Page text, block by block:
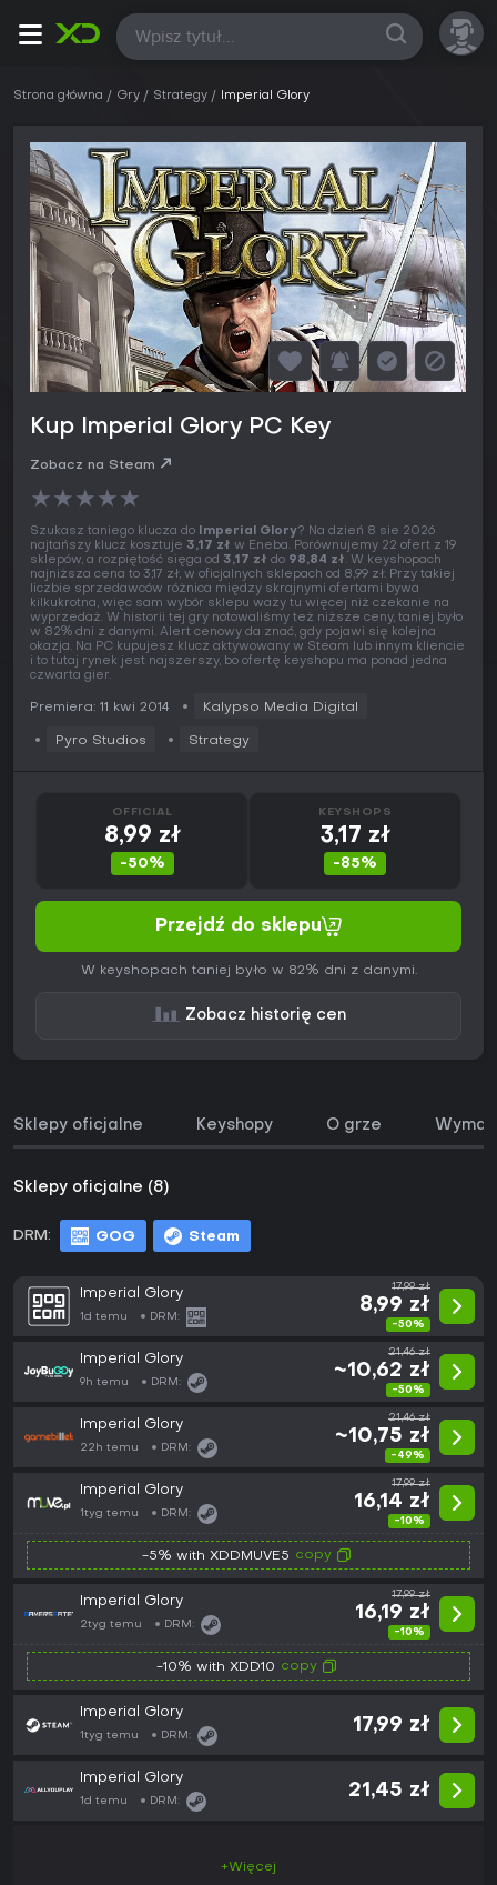
Wszystkie
Strona główna Gry Strategy Imperial Glory
Kup Imperial Glory PC Key
Zobacz na Steam
★★★★★
Szukasz taniego klucza do Imperial Glory? Na dzień 8 sie 2026
najtańszy klucz kosztuje 3,17 zł w Eneba. Porównujemy 22 ofert z 19
sklepów, a rozpiętość sięga od 3,17 zł do 98,84 zł. W keyshopach
najniższa cena to 3,17 zł, w oficjalnych sklepach od 8,99 zł. Przy takiej
liczbie sprzedawców różnica między skrajnymi ofertami bywa
kilkukrotna, więc sam wybór sklepu waży tu więcej niż czekanie na
wyprzedaż. W historii tej gry notowaliśmy też niższe ceny, taniej było
w 82% dni z danymi. Alert cenowy da znać, gdy pojawi się kolejna
okazja. Na PC kupujesz klucz aktywowany w Steam lub innym kliencie
i to tutaj rynek jest najszerszy, bo ofertę keyshopu ma ponad jedna
czwarta gier.
Premiera: 11 kwi 2014 Kalypso Media Digital
Pyro Studios Strategy
OFFICIAL
8,99 zł
-50%
KEYSHOPS
3,17 zł
-85%
Przejdź do sklepu
W keyshopach taniej było w 82% dni z danymi.
Zobacz historię cen
Sklepy oficjalne Keyshopy O grze
Sklepy oficjalne (8)
DRM: GOG Steam
Imperial Glory
1d temu DRM:
17,99 zł
8,99 zł
-50%
Imperial Glory
9h temu DRM:
21,46 zł
~10,62 zł
-50%
Imperial Glory
22h temu DRM:
21,46 zł
~10,75 zł
-49%
Imperial Glory
1tyg temu DRM:
17,99 zł
16,14 zł
-10%
-5% with XDDMUVE5 copy
Imperial Glory
2tyg temu DRM:
17,99 zł
16,19 zł
-10%
-10% with XDD10 copy
Imperial Glory
1tyg temu DRM:
17,99 zł
Imperial Glory
1d temu DRM:
21,45 zł
+Więcej